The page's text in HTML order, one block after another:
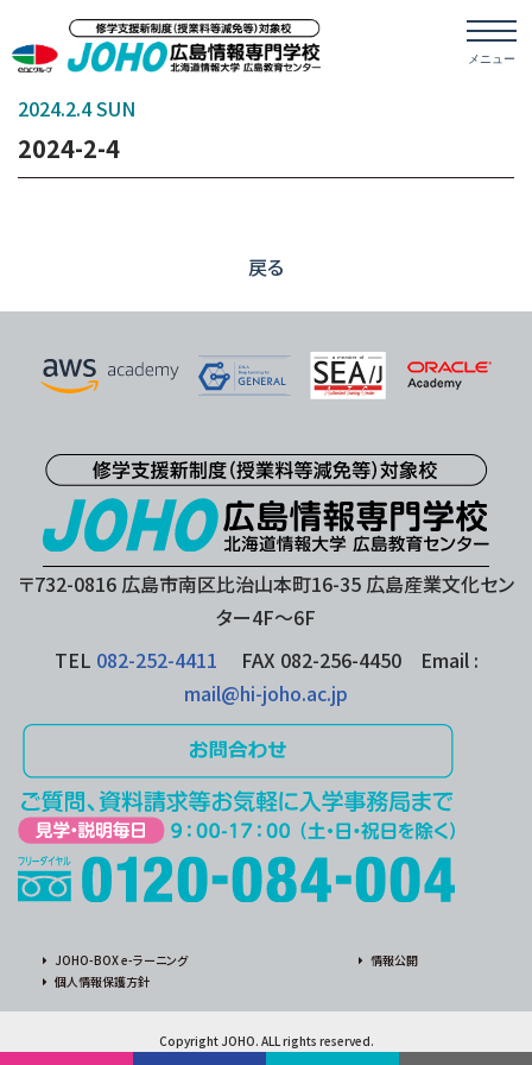
2024.2.4 SUN
2024-2-4
戻る
〒732-0816 広島市南区比治山本町16-35 広島産業文化セン
ター4F〜6F
TEL 082-252-4411 FAX 082-256-4450 Email :
mail@hi-joho.ac.jp
JOHO-BOX e-ラーニング
個人情報保護方針
情報公開
Copyright JOHO. ALL rights reserved.